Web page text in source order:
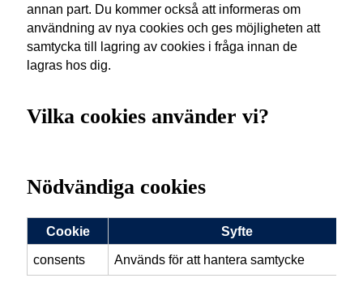
annan part. Du kommer också att informeras om
användning av nya cookies och ges möjligheten att
samtycka till lagring av cookies i fråga innan de
lagras hos dig.
Vilka cookies använder vi?
Nödvändiga cookies
Cookie
Syfte
consents
Används för att hantera samtycke